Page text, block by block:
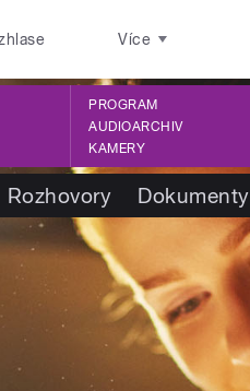
Více
PROGRAM
AUDIOARCHIV
KAMERY
Rozhovory Dokumenty